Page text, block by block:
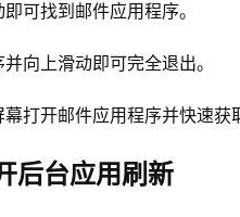
可找到邮件应用程序。
向上滑动即可完全退出。
打开邮件应用程序并快速获
后台应用刷新